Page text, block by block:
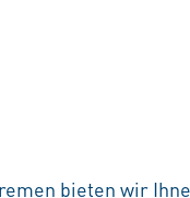
bieten wir